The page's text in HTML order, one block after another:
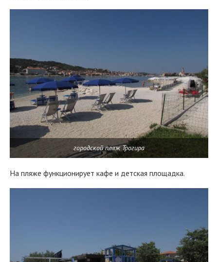
городской пляж Трогира
На пляже функционирует кафе и детская площадка.